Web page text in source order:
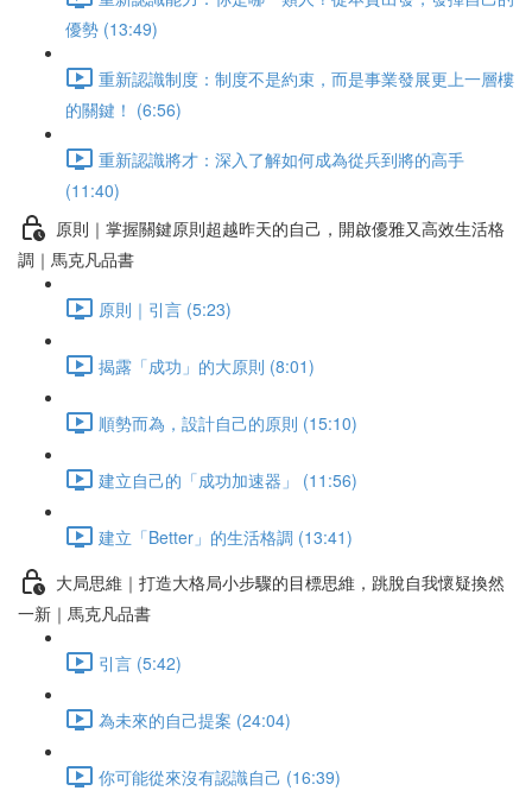
優勢 (13:49)
重新認識制度：制度不是約束，而是事業發展更上一層樓
的關鍵！ (6:56)
重新認識將才：深入了解如何成為從兵到將的高手
(11:40)
原則｜掌握關鍵原則超越昨天的自己，開啟優雅又高效生活格
調｜馬克凡品書
原則｜引言 (5:23)
揭露「成功」的大原則 (8:01)
順勢而為，設計自己的原則 (15:10)
建立自己的「成功加速器」 (11:56)
建立「Better」的生活格調 (13:41)
大局思維｜打造大格局小步驟的目標思維，跳脫自我懷疑換然
一新｜馬克凡品書
引言 (5:42)
為未來的自己提案 (24:04)
你可能從來沒有認識自己 (16:39)